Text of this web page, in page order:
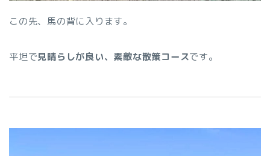
この先、馬の背に入ります。
平坦で見晴らしが良い、素敵な散策コースです。